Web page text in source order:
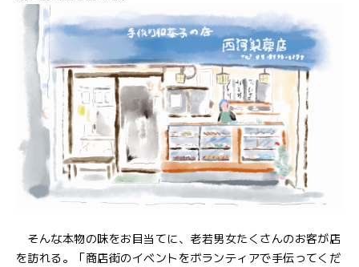
そんな本物の味をお目当てに、老若男女たくさんのお客が店
を訪れる。「商店街のイベントをボランティアで手伝ってくだ